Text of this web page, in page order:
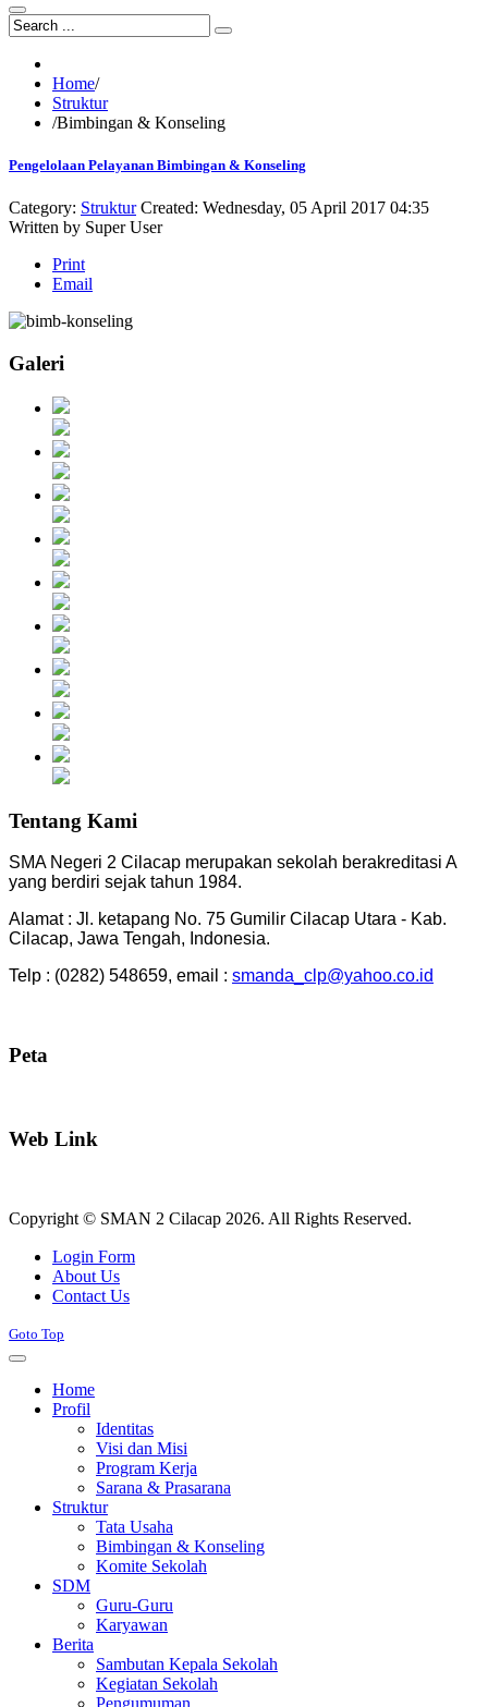
Home/
Struktur
/Bimbingan & Konseling
Pengelolaan Pelayanan Bimbingan & Konseling
Category: Struktur Created: Wednesday, 05 April 2017 04:35
Written by Super User
Print
Email
Galeri
Tentang Kami
SMA Negeri 2 Cilacap merupakan sekolah berakreditasi A
yang berdiri sejak tahun 1984.
Alamat : Jl. ketapang No. 75 Gumilir Cilacap Utara - Kab.
Cilacap, Jawa Tengah, Indonesia.
Telp : (0282) 548659, email : smanda_clp@yahoo.co.id
Peta
Web Link
Copyright © SMAN 2 Cilacap 2026. All Rights Reserved.
Login Form
About Us
Contact Us
Goto Top
Home
Profil
Identitas
Visi dan Misi
Program Kerja
Sarana & Prasarana
Struktur
Tata Usaha
Bimbingan & Konseling
Komite Sekolah
SDM
Guru-Guru
Karyawan
Berita
Sambutan Kepala Sekolah
Kegiatan Sekolah
Pengumuman